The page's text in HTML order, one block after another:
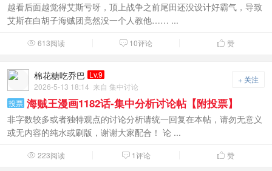
越看后面越觉得艾斯亏呀，顶上战争之前尾田还没设计好霸气，导致
艾斯在白胡子海贼团竟然没一个人教他…… ...
 613阅读  10评论  赞
+ 关注
棉花糖吃乔巴 Lv.9
2026-5-13 18:14 来自 集中讨论
投票 海贼王漫画1182话-集中分析讨论帖【附投票】
非字数较多或者独特观点的讨论分析请统一回复在本帖，请勿无意义
或无内容的纯水或刷版，谢谢大家配合！ 论 ...
 223阅读  1评论  赞